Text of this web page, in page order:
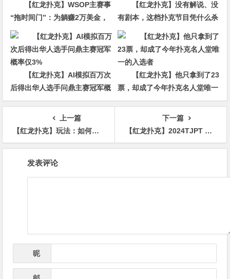
【红龙扑克】WSOP主赛事
“拖时间门”：为躺赚2万美金，
他磨了整整17分钟
【红龙扑克】没有解说、没
有剧本，这档扑克节目凭什么杀
回CBS黄金档？
【红龙扑克】AI模拟百万次
后得出华人选手问鼎主赛冠军概
率仅3%
【红龙扑克】他只拿到了23
票，却成了今年扑克名人堂唯一
的入选者
上一篇
【红龙扑克】玩法：如何玩好A9杂花这手边缘牌？
下一篇
【红龙扑克】2024TJPT Live造星直播秀角逐2025WSOP
发表评论
昵